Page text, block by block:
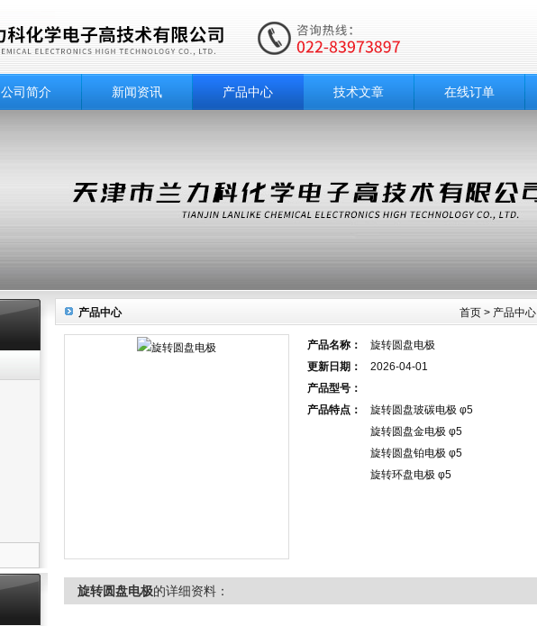
公司简介 新闻资讯 产品中心 技术文章 在线订单
首页 > 产品中心
产品中心
点击放大
产品名称：
旋转圆盘电极
更新日期：
2026-04-01
产品型号：
产品特点：
旋转圆盘玻碳电极 φ5
旋转圆盘金电极 φ5
旋转圆盘铂电极 φ5
旋转环盘电极 φ5
旋转圆盘电极的详细资料：